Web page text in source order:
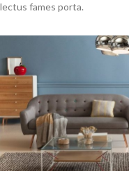
lectus fames porta.